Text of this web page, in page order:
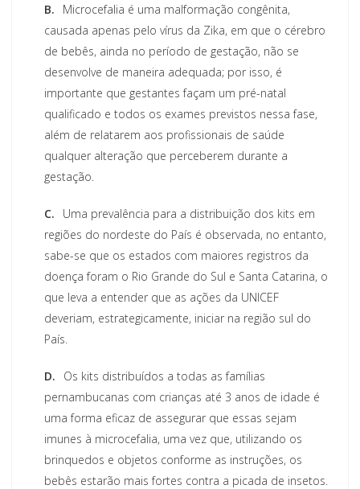
B.
Microcefalia é uma malformação congênita,
causada apenas pelo vírus da Zika, em que o cérebro
de bebês, ainda no período de gestação, não se
desenvolve de maneira adequada; por isso, é
importante que gestantes façam um pré-natal
qualificado e todos os exames previstos nessa fase,
além de relatarem aos profissionais de saúde
qualquer alteração que perceberem durante a
gestação.
C.
Uma prevalência para a distribuição dos kits em
regiões do nordeste do País é observada, no entanto,
sabe-se que os estados com maiores registros da
doença foram o Rio Grande do Sul e Santa Catarina, o
que leva a entender que as ações da UNICEF
deveriam, estrategicamente, iniciar na região sul do
País.
D.
Os kits distribuídos a todas as famílias
pernambucanas com crianças até 3 anos de idade é
uma forma eficaz de assegurar que essas sejam
imunes à microcefalia, uma vez que, utilizando os
brinquedos e objetos conforme as instruções, os
bebês estarão mais fortes contra a picada de insetos.